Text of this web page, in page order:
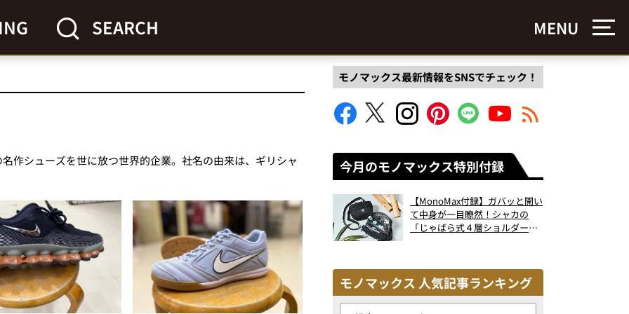
SEARCH MENU
作シューズを世に放つ世界的企業。社名の由来は、ギリシャ
モノマックス最新情報をSNSでチェック！
今月のモノマックス特別付録
【MonoMax付録】ガバッと開い
て中身が一目瞭然！シャカの
「じゃばら式４層ショルダーバ
モノマックス 人気記事ランキング